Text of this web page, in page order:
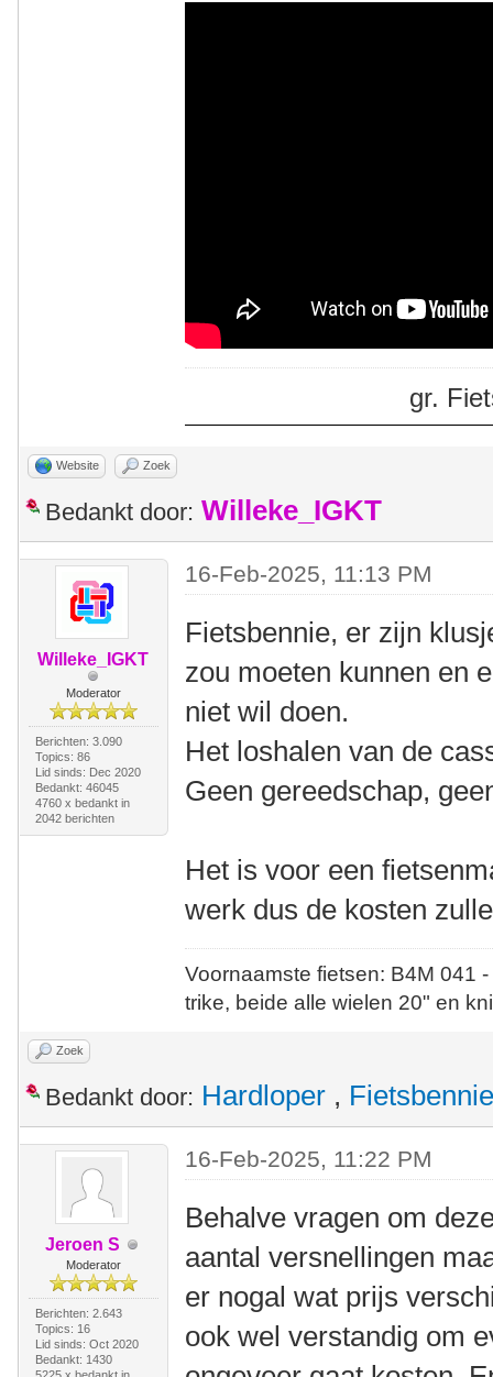
gr.
Website Zoek
Bedankt door: Willeke_IGKT
Willeke_IGKT
Moderator
Berichten: 3.090
Topics: 86
Lid sinds: Dec 2020
Bedankt: 46045
4760 x bedankt in
2042 berichten
16-Feb-2025, 11:13 PM
Fietsbennie, er zijn
zou moeten kunnen en
niet wil doen.
Het loshalen van de
Geen gereedschap,
Het is voor een
werk dus de kosten
Voornaamste fietsen: B4M
trike, beide alle wielen 20" en
Zoek
Bedankt door: Hardloper , Fietsbennie
Jeroen S
Moderator
Berichten: 2.643
Topics: 16
Lid sinds: Oct 2020
Bedankt: 1430
16-Feb-2025, 11:22 PM
Behalve vragen om
aantal versnellingen
er nogal wat prijs
ook wel verstandig om